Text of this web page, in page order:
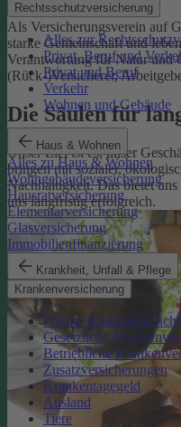
Rechtsschutzversicherung
Alles zur
Privat, Beruf und
Privat und Beruf
Verkehr
Wohnen und Gebäude
Haus & Wohnen
Alles zu Haus & Wohnen
Wohngebäudeversicherung
Hausratversicherung
Elementarversicherung
Glasversicherung
Immobilienfinanzierung
Krankheit, Unfall & Pflege
Krankenversicherung
Private
Gesetzliche
Betriebliche
Zusatzversicherungen
Krankentagegeld
Ausland
Tiere
Als Versicherungsverein auf
starke Gemeinschaft und
Verantwortung für Natur und
(Rück-)Versicherer,
Die Säulen für
Unser Ziel ist es, unser
bringen mit sozialer,
Nachhaltigkeit. Das bietet
uns langfristig erfolgreich.